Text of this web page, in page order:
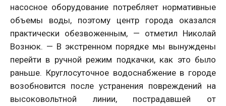
насосное оборудование потребляет нормативные
объемы воды, поэтому центр города оказался
практически обезвоженным, — отметил Николай
Вознюк. — В экстренном порядке мы вынуждены
перейти в ручной режим подкачки, как это было
раньше. Круглосуточное водоснабжение в городе
возобновится после устранения повреждений на
высоковольтной линии, пострадавшей от